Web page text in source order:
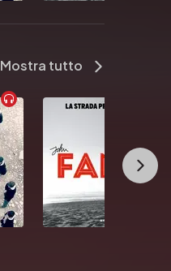
Mostra tutto